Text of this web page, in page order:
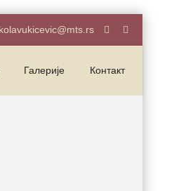
Галерије Контакт